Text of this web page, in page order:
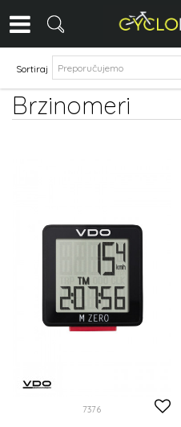
Brzinomeri
Sortiraj
7376